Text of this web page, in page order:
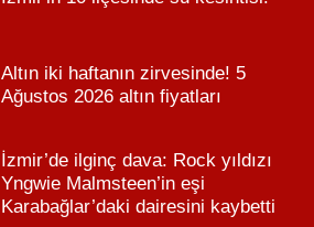
Altın iki haftanın zirvesinde! 5
Ağustos 2026 altın fiyatları
İzmir’de ilginç dava: Rock yıldızı
Yngwie Malmsteen’in eşi
Karabağlar’daki dairesini kaybetti